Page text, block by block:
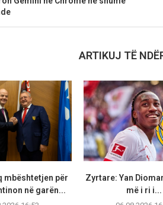
ARTIKUJ TË
mbështetjen për
në garën...
Zyrtare: Yan
më i ri i...